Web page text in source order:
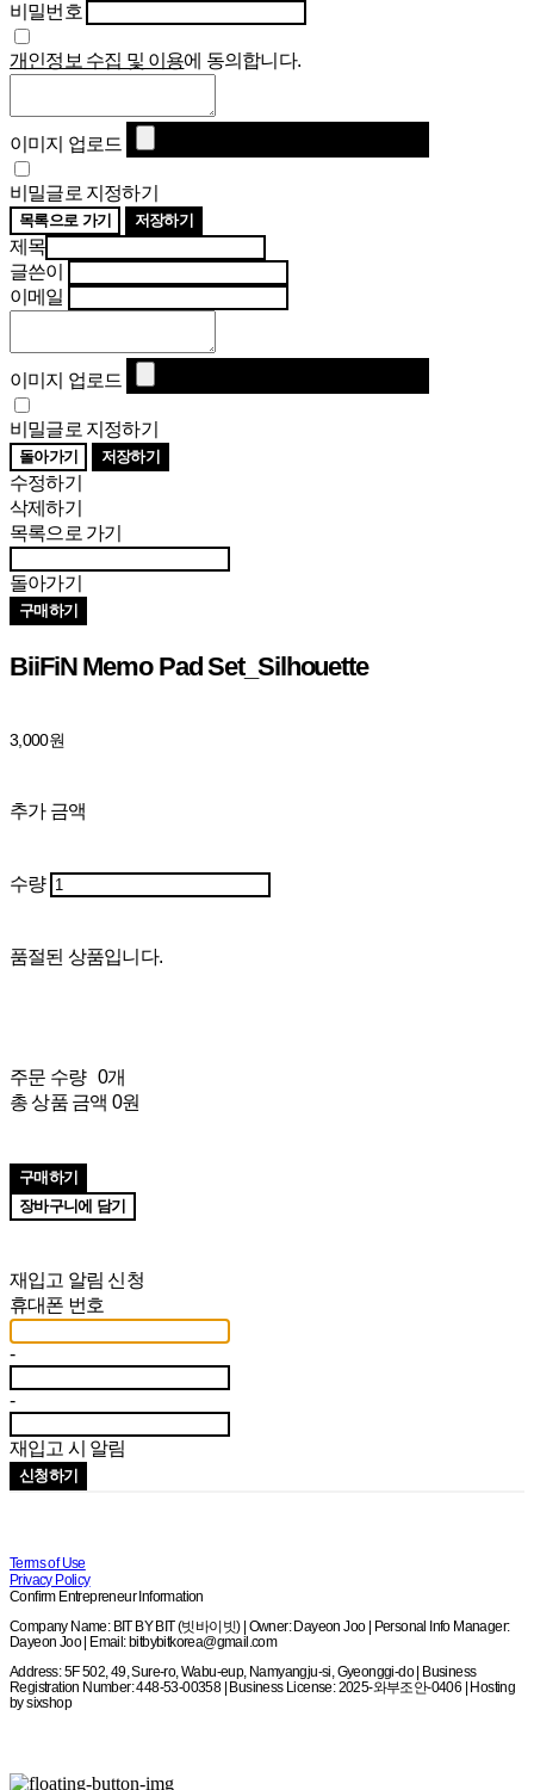
비밀번호
개인정보 수집 및 이용에 동의합니다.
이미지 업로드
비밀글로 지정하기
목록으로 가기 저장하기
제목
글쓴이
이메일
이미지 업로드
비밀글로 지정하기
돌아가기 저장하기
수정하기
삭제하기
목록으로 가기
돌아가기
구매하기
BiiFiN Memo Pad Set_Silhouette
3,000원
추가 금액
수량
품절된 상품입니다.
주문 수량 0개
총 상품 금액 0원
구매하기
장바구니에 담기
재입고 알림 신청
휴대폰 번호
-
-
재입고 시 알림
신청하기
Terms of Use
Privacy Policy
Confirm Entrepreneur Information
Company Name: BIT BY BIT (빗바이빗) | Owner: Dayeon Joo | Personal Info Manager:
Dayeon Joo | Email: bitbybitkorea@gmail.com
Address: 5F 502, 49, Sure-ro, Wabu-eup, Namyangju-si, Gyeonggi-do | Business
Registration Number:448-53-00358| Business License:2025-와부조안-0406 | Hosting
by sixshop